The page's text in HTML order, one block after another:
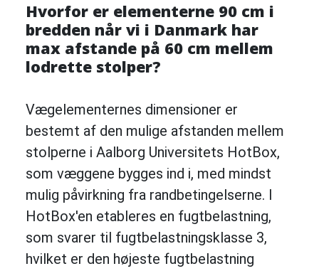
Hvorfor er elementerne 90 cm i
bredden når vi i Danmark har
max afstande på 60 cm mellem
lodrette stolper?
Vægelementernes dimensioner er
bestemt af den mulige afstanden mellem
stolperne i Aalborg Universitets HotBox,
som væggene bygges ind i, med mindst
mulig påvirkning fra randbetingelserne. I
HotBox'en etableres en fugtbelastning,
som svarer til fugtbelastningsklasse 3,
hvilket er den højeste fugtbelastning